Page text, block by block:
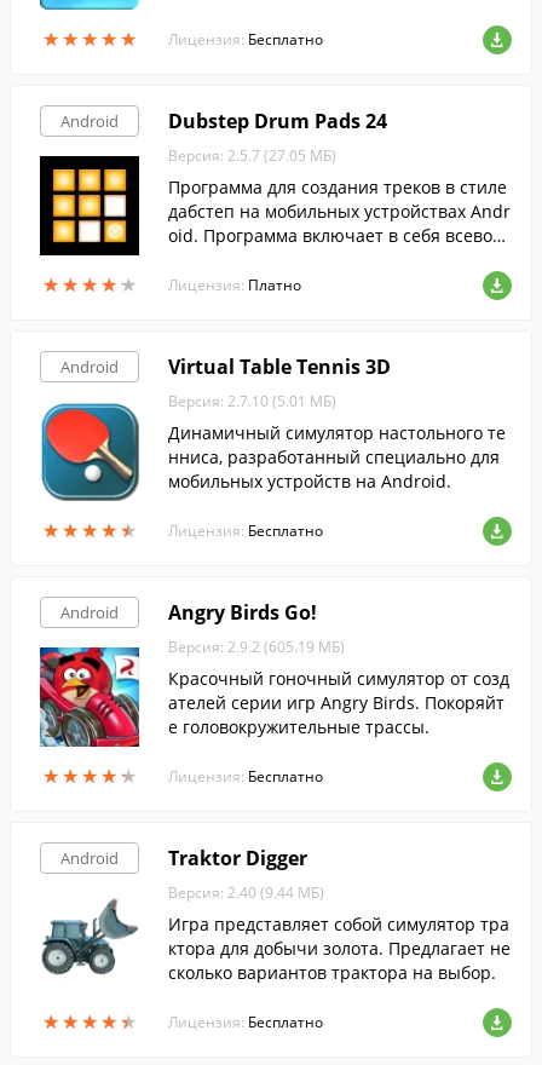
★★★★★
★★★★★ Лицензия: Бесплатно
Android
★★★★★
★★★★★
Dubstep Drum Pads 24
Версия: 2.5.7 (27.05 МБ)
Программа для создания треков в стиле
дабстеп на мобильных устройствах Andr
oid. Программа включает в себя всевоз
я треков.
Лицензия: Платно
Android
★★★★★
★★★★★
Virtual Table Tennis 3D
Версия: 2.7.10 (5.01 МБ)
Динамичный симулятор настольного те
нниса, разработанный специально для
мобильных устройств на Android.
Лицензия: Бесплатно
Android
★★★★★
★★★★★
Angry Birds Go!
Версия: 2.9.2 (605.19 МБ)
Красочный гоночный симулятор от созд
ателей серии игр Angry Birds. Покоряйт
е головокружительные трассы.
Лицензия: Бесплатно
Android
★★★★★
★★★★★
Traktor Digger
Версия: 2.40 (9.44 МБ)
Игра представляет собой симулятор тра
ктора для добычи золота. Предлагает не
сколько вариантов трактора на выбор.
Лицензия: Бесплатно